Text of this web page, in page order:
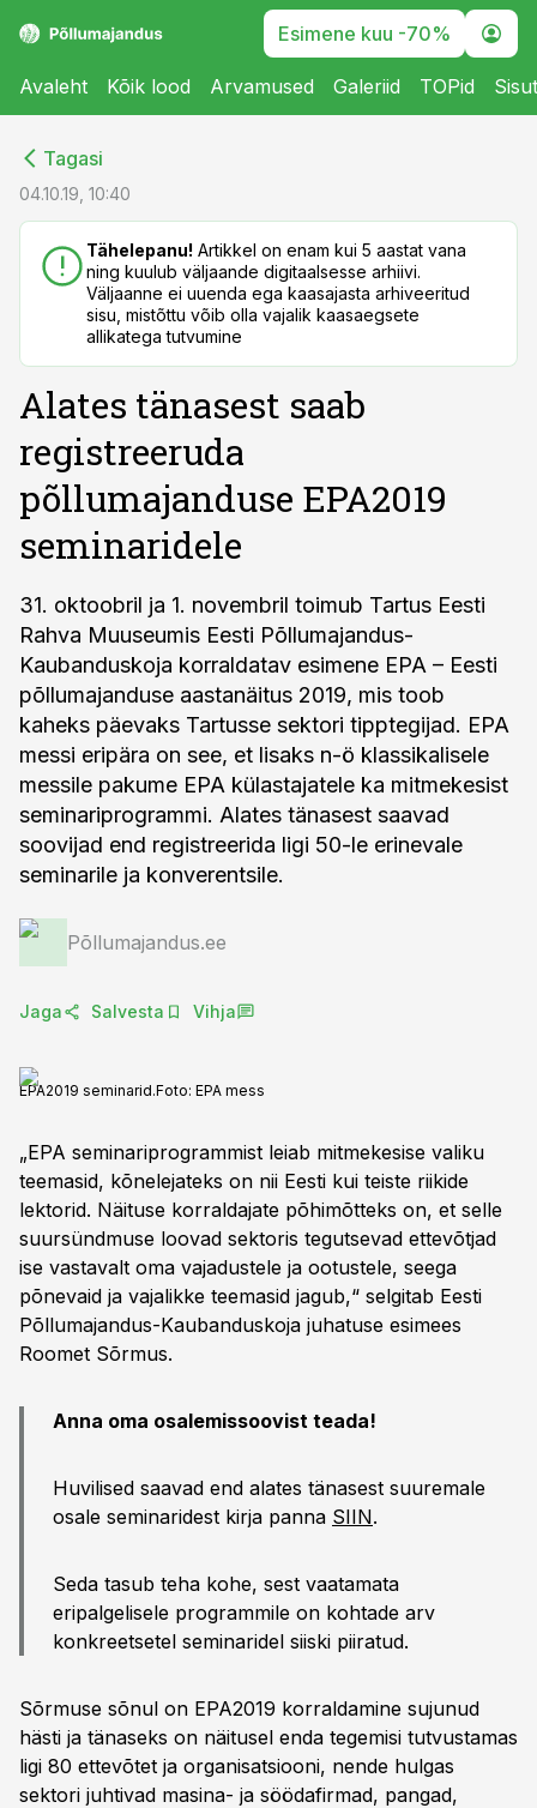
Esimene kuu -70%
Avaleht Kõik lood Arvamused Galeriid TOPid
Tagasi
04.10.19, 10:40
Tähelepanu! Artikkel on enam kui 5 aastat vana
ning kuulub väljaande digitaalsesse arhiivi.
Väljaanne ei uuenda ega kaasajasta arhiveeritud
sisu, mistõttu võib olla vajalik kaasaegsete
allikatega tutvumine
Alates tänasest saab
registreeruda
põllumajanduse EPA2019
seminaridele
31. oktoobril ja 1. novembril toimub Tartus Eesti
Rahva Muuseumis Eesti Põllumajandus-
Kaubanduskoja korraldatav esimene EPA – Eesti
põllumajanduse aastanäitus 2019, mis toob
kaheks päevaks Tartusse sektori tipptegijad. EPA
messi eripära on see, et lisaks n-ö klassikalisele
messile pakume EPA külastajatele ka mitmekesist
seminariprogrammi. Alates tänasest saavad
soovijad end registreerida ligi 50-le erinevale
seminarile ja konverentsile.
Põllumajandus.ee
Jaga Salvesta Vihja
EPA2019 seminarid.Foto: EPA mess
„EPA seminariprogrammist leiab mitmekesise valiku
teemasid, kõnelejateks on nii Eesti kui teiste riikide
lektorid. Näituse korraldajate põhimõtteks on, et selle
suursündmuse loovad sektoris tegutsevad ettevõtjad
ise vastavalt oma vajadustele ja ootustele, seega
põnevaid ja vajalikke teemasid jagub,“ selgitab Eesti
Põllumajandus-Kaubanduskoja juhatuse esimees
Roomet Sõrmus.
Anna oma osalemissoovist teada!
Huvilised saavad end alates tänasest suuremale
osale seminaridest kirja panna SIIN.
Seda tasub teha kohe, sest vaatamata
eripalgelisele programmile on kohtade arv
konkreetsetel seminaridel siiski piiratud.
Sõrmuse sõnul on EPA2019 korraldamine sujunud
hästi ja tänaseks on näitusel enda tegemisi tutvustamas
ligi 80 ettevõtet ja organisatsiooni, nende hulgas
sektori juhtivad masina- ja söödafirmad, pangad,